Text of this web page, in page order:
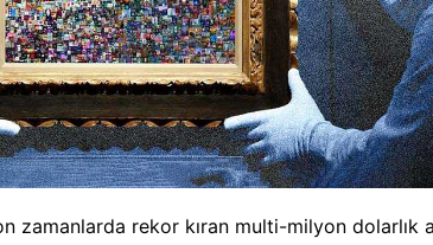
zamanlarda rekor kıran multi-milyon dolarlık